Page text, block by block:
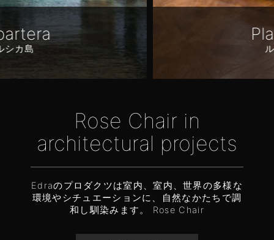
Rose Chair in
architectural projects
Edraのプロダクツは室内、室内、世界の多様な
環境やシチュエーションに、自然なかたちで調
和し馴染みます。 Rose Chair